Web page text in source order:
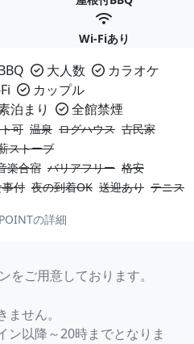
Wi-Fiあり
大人数
カラオケ
カップル
泊まり
全館禁煙
可 温泉 ログハウス 古民家
ストーブ
楽合宿 バリアフリー 格安
付 夜の到着OK 送迎あり テニス
の詳細
をご用意しております。
せん。
以降～20時までとなりま